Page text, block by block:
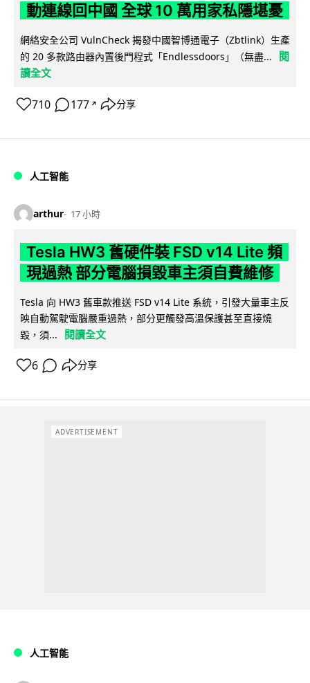
動連線回中國 全球 10 萬用家私隱堪憂
網絡安全公司 VulnCheck 揭發中國智博通電子（Zbtlink）生產
的 20 多款路由器內置後門程式「Endlessdoors」（無盡...
閱
讀全文
710 177 ↗ 分享
人工智能
arthur 17 小時
Tesla HW3 舊硬件裝 FSD v14 Lite 頻
現過熱 部分電腦損毀車主須自費維修
Tesla 向 HW3 舊車款推送 FSD v14 Lite 系統，引發大量車主反
映自動駕駛電腦嚴重過熱，部分更觸發高溫保護甚至直接燒
毀，須...
閱讀全文
6 分享
ADVERTISEMENT
人工智能